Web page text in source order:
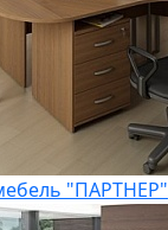
"ПАРТНЕР"